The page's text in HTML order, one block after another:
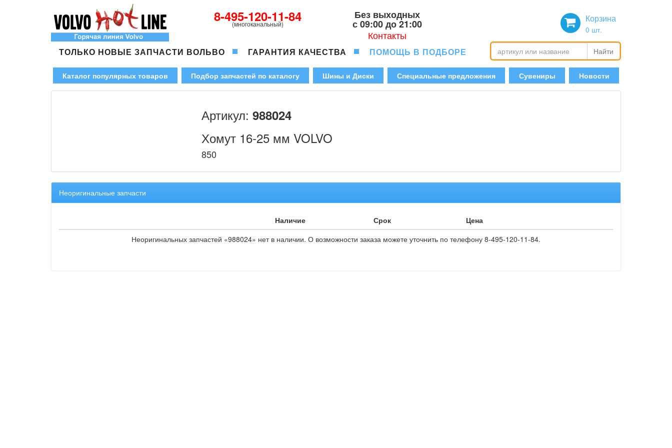
8-495-120-11-84
(многоканальный)
Без выходных
с 09:00 до 21:00
Контакты
Корзина
0 шт.
ТОЛЬКО НОВЫЕ ЗАПЧАСТИ ВОЛЬВО ГАРАНТИЯ КАЧЕСТВА ПОМОЩЬ В ПОДБОРЕ Найти
Каталог популярных товаров Подбор запчастей по каталогу Шины и Диски Специальные предложения Сувениры Новости
Артикул: 988024
Хомут 16-25 мм VOLVO
850
Неоригинальные запчасти
Наличие Срок
Цена
Неоригинальных запчастей «988024» нет в наличии. О возможности заказа можете уточнить по телефону 8-495-120-11-84.